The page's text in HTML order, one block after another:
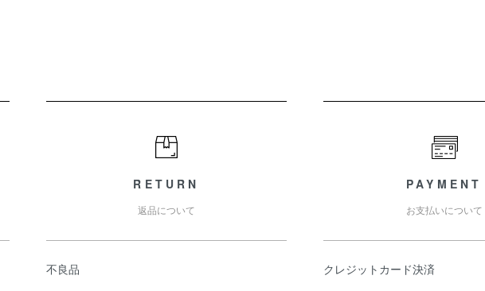
RETURN
返品について
不良品
PAYMENT
お支払いについて
クレジットカード決済